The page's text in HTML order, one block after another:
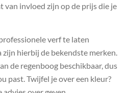
van invloed zijn op de prijs die je
verf te laten
zijn hierbij de bekendste merken.
de regenboog beschikbaar, dus
past. Twijfel je over een kleur?